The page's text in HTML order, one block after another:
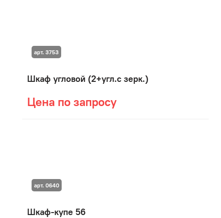
Шкаф угловой (2+угл.с зерк.)
Цена по запросу
арт. 3753
Шкаф-купе 56
арт. 0640